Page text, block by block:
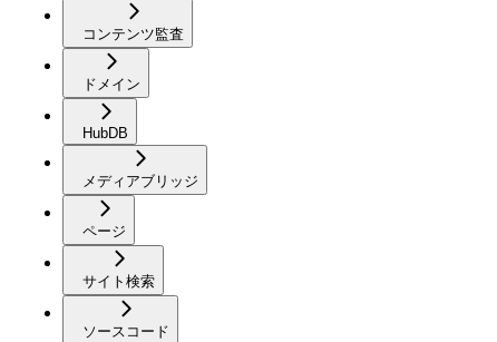
コンテンツ監査
ドメイン
HubDB
メディアブリッジ
ページ
サイト検索
ソースコード